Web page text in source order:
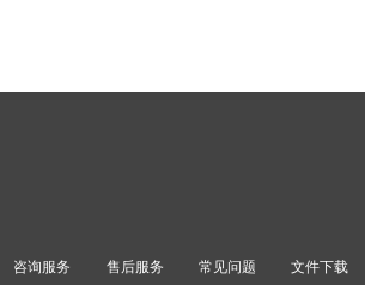
咨询服务 文件下载
售后服务 常见问题